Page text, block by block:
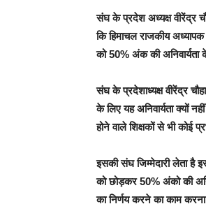
संघ के प्रदेश अध्यक्ष वीरेंद्र
कि हिमाचल राजकीय
को 50% अंक की अनिवार्यता
संघ के प्रदेशाध्यक्ष वीरेंद्र
के लिए यह अनिवार्यता क्यों
होने वाले शिक्षकों से भी कोई
इसकी संघ जिम्मेदारी लेता है
को छोड़कर 50% अंको की
का निर्णय करने का काम